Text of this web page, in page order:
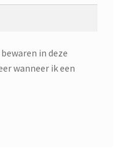
in deze
wanneer ik een